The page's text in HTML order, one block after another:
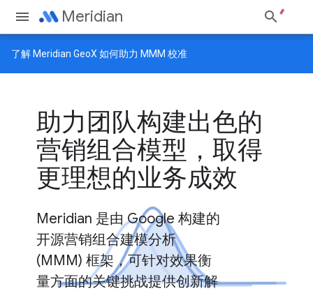
Meridian
了解 Meridian GeoX 如何助力 MMM 校准
助力团队构建出色的
营销组合模型，取得
更理想的业务成效
Meridian 是由 Google 构建的
开源营销组合建模分析
(MMM) 框架，可针对效果衡
量方面的关键挑战提供创新解